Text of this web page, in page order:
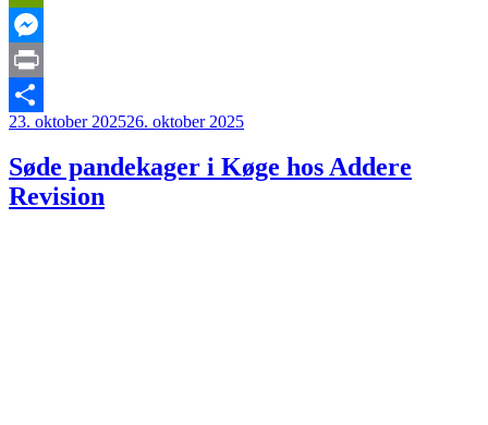
Link
PrintFriendly
Messenger
Print
Share
Udgivet
23. oktober 202526. oktober 2025
Søde pandekager i Køge hos Addere
Revision